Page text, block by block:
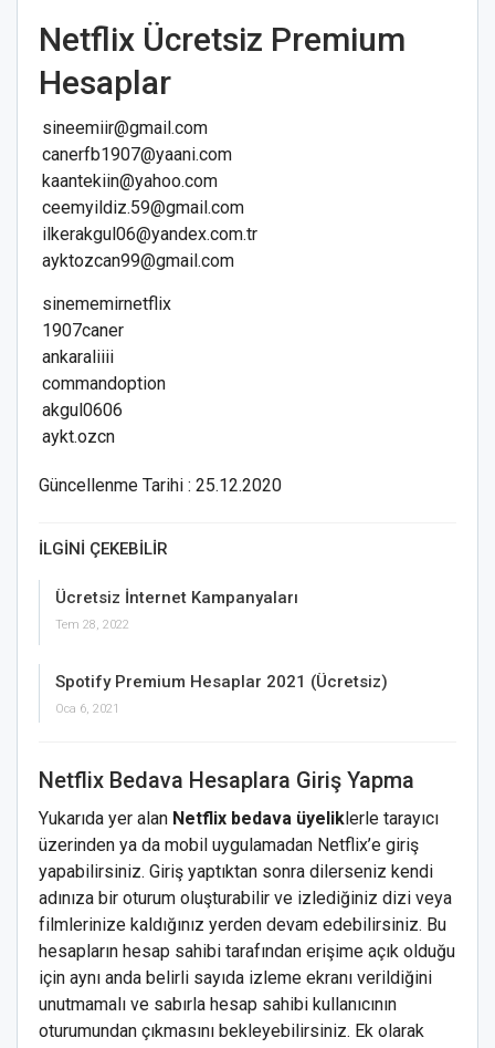
Netflix Ücretsiz Premium
Hesaplar
sineemiir@gmail.com
canerfb1907@yaani.com
kaantekiin@yahoo.com
ceemyildiz.59@gmail.com
ilkerakgul06@yandex.com.tr
ayktozcan99@gmail.com
sinememirnetflix
1907caner
ankaraliiii
commandoption
akgul0606
aykt.ozcn
Güncellenme Tarihi : 25.12.2020
İLGINI ÇEKEBILIR
Ücretsiz İnternet Kampanyaları
Tem 28, 2022
Spotify Premium Hesaplar 2021 (Ücretsiz)
Oca 6, 2021
Netflix Bedava Hesaplara Giriş Yapma
Yukarıda yer alan Netflix bedava üyeliklerle tarayıcı
üzerinden ya da mobil uygulamadan Netflix’e giriş
yapabilirsiniz. Giriş yaptıktan sonra dilerseniz kendi
adınıza bir oturum oluşturabilir ve izlediğiniz dizi veya
filmlerinize kaldığınız yerden devam edebilirsiniz. Bu
hesapların hesap sahibi tarafından erişime açık olduğu
için aynı anda belirli sayıda izleme ekranı verildiğini
unutmamalı ve sabırla hesap sahibi kullanıcının
oturumundan çıkmasını bekleyebilirsiniz. Ek olarak